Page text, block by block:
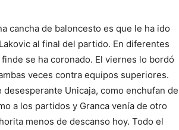
cancha de baloncesto es que le ha ido
al final del partido. En diferentes
se ha coronado. El viernes lo bordó
veces contra equipos superiores.
Unicaja, como enchufan de
a los partidos y Granca venía de otro
menos de descanso hoy. Todo el